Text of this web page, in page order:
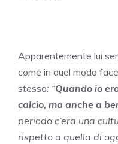
Apparentemente lui
come in quel modo
stesso: “Quando io
calcio, ma anche a
periodo c’era una
rispetto a quella di